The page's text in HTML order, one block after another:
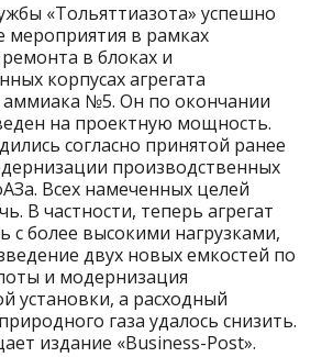
«Тольяттиазота» успешно
мероприятия в рамках
в блоках и
корпусах агрегата
аммиака №5. Он по окончании
на проектную мощность.
согласно принятой ранее
производственных
Всех намеченных целей
В частности, теперь агрегат
с более высокими нагрузками,
двух новых емкостей по
и модернизация
установки, а расходный
газа удалось снизить.
издание «Business-Post».